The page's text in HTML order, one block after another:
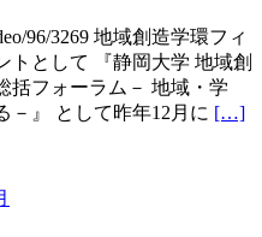
96/3269 地域創造学環フィ
トとして 『静岡大学 地域創
括フォーラム－ 地域・学
－』 として昨年12月に […]